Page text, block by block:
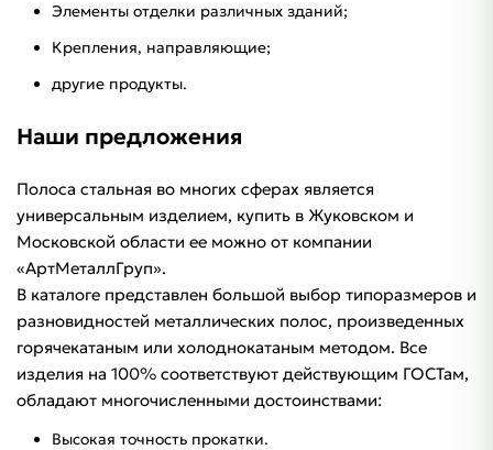
Элементы отделки различных зданий;
Крепления, направляющие;
другие продукты.
Наши предложения
Полоса стальная во многих сферах является
универсальным изделием, купить в Жуковском и
Московской области ее можно от компании
«АртМеталлГруп».
В каталоге представлен большой выбор типоразмеров и
разновидностей металлических полос, произведенных
горячекатаным или холоднокатаным методом. Все
изделия на 100% соответствуют действующим ГОСТам,
обладают многочисленными достоинствами:
Высокая точность прокатки.